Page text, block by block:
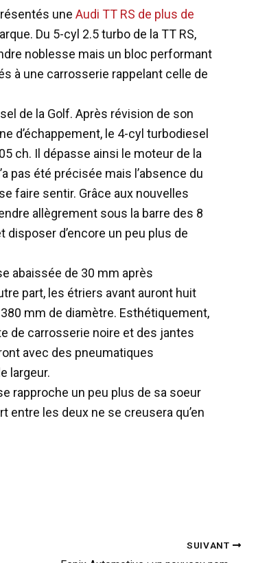
une Audi TT RS de plus de
Du 5-cyl 2.5 turbo de la TT RS,
noblesse mais un bloc performant
à une carrosserie rappelant celle de
de la Golf. Après révision de son
d’échappement, le 4-cyl turbodiesel
ch. Il dépasse ainsi le moteur de la
pas été précisée mais l’absence du
faire sentir. Grâce aux nouvelles
allègrement sous la barre des 8
disposer d’encore un peu plus de
abaissée de 30 mm après
part, les étriers avant auront huit
mm de diamètre. Esthétiquement,
de carrosserie noire et des jantes
avec des pneumatiques
largeur.
rapproche un peu plus de sa soeur
entre les deux ne se creusera qu’en
SUIVANT